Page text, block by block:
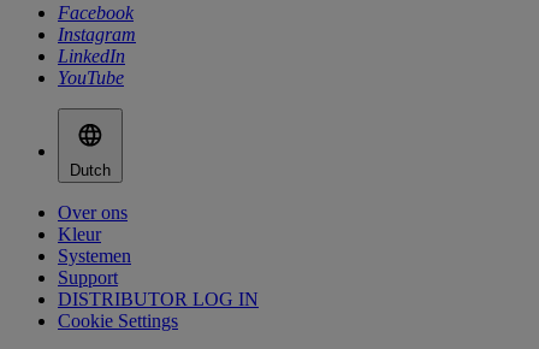
Facebook
Instagram
LinkedIn
YouTube
Dutch
Over ons
Kleur
Systemen
Support
DISTRIBUTOR LOG IN
Cookie Settings